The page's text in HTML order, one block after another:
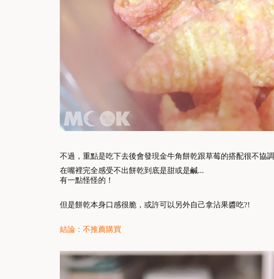
不過，重點是吃下去後會發現金牛角餅乾跟草莓的搭配很不協調
在嘴裡完全感受不出餅乾到底是甜或是鹹...
有一點怪怪的！
但是餅乾本身口感很脆，或許可以另外自己拿沾果醬吃?!
結論：不推薦購買